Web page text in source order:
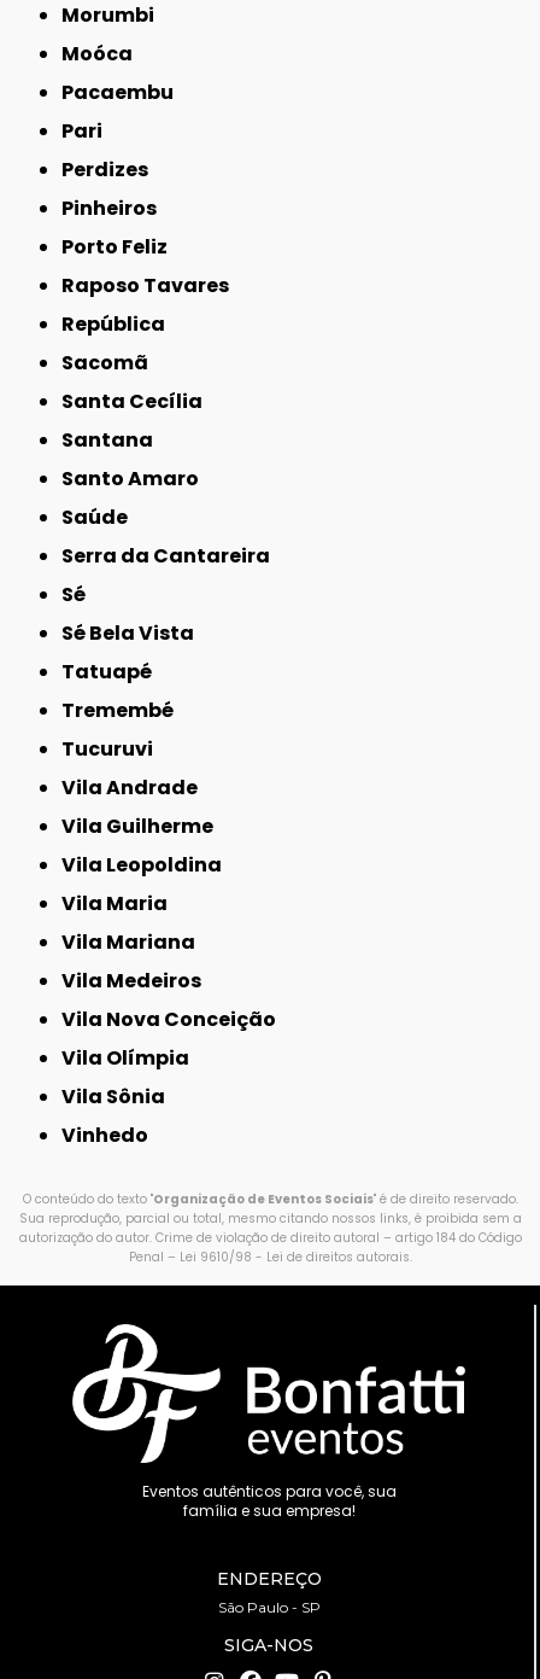
Morumbi
Moóca
Pacaembu
Pari
Perdizes
Pinheiros
Porto Feliz
Raposo Tavares
República
Sacomã
Santa Cecília
Santana
Santo Amaro
Saúde
Serra da Cantareira
Sé
Sé Bela Vista
Tatuapé
Tremembé
Tucuruvi
Vila Andrade
Vila Guilherme
Vila Leopoldina
Vila Maria
Vila Mariana
Vila Medeiros
Vila Nova Conceição
Vila Olímpia
Vila Sônia
Vinhedo
O conteúdo do texto "Organização de Eventos Sociais" é de direito reservado.
Sua reprodução, parcial ou total, mesmo citando nossos links, é proibida sem a
autorização do autor. Crime de violação de direito autoral – artigo 184 do Código
Penal – Lei 9610/98 - Lei de direitos autorais.
Eventos autênticos para você, sua
família e sua empresa!
ENDEREÇO
São Paulo - SP
SIGA-NOS